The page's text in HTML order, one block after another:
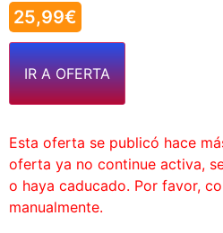
25,99€
IR A OFERTA
Esta oferta se publicó hace
oferta ya no continue activa,
o haya caducado. Por favor,
manualmente.